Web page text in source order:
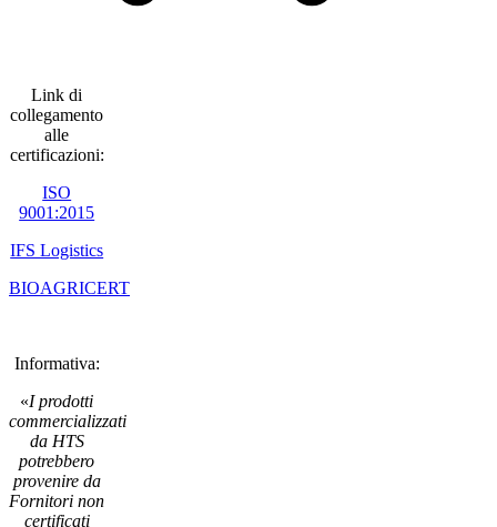
Link di
collegamento
alle
certificazioni:
ISO
9001:2015
IFS Logistics
BIOAGRICERT
Informativa:
«I prodotti
commercializzati
da HTS
potrebbero
provenire da
Fornitori non
certificati